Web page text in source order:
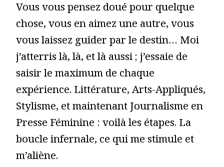
Vous vous pensez doué pour quelque
chose, vous en aimez une autre, vous
vous laissez guider par le destin… Moi
j’atterris là, là, et là aussi ; j’essaie de
saisir le maximum de chaque
expérience. Littérature, Arts-Appliqués,
Stylisme, et maintenant Journalisme en
Presse Féminine : voilà les étapes. La
boucle infernale, ce qui me stimule et
m’aliène.